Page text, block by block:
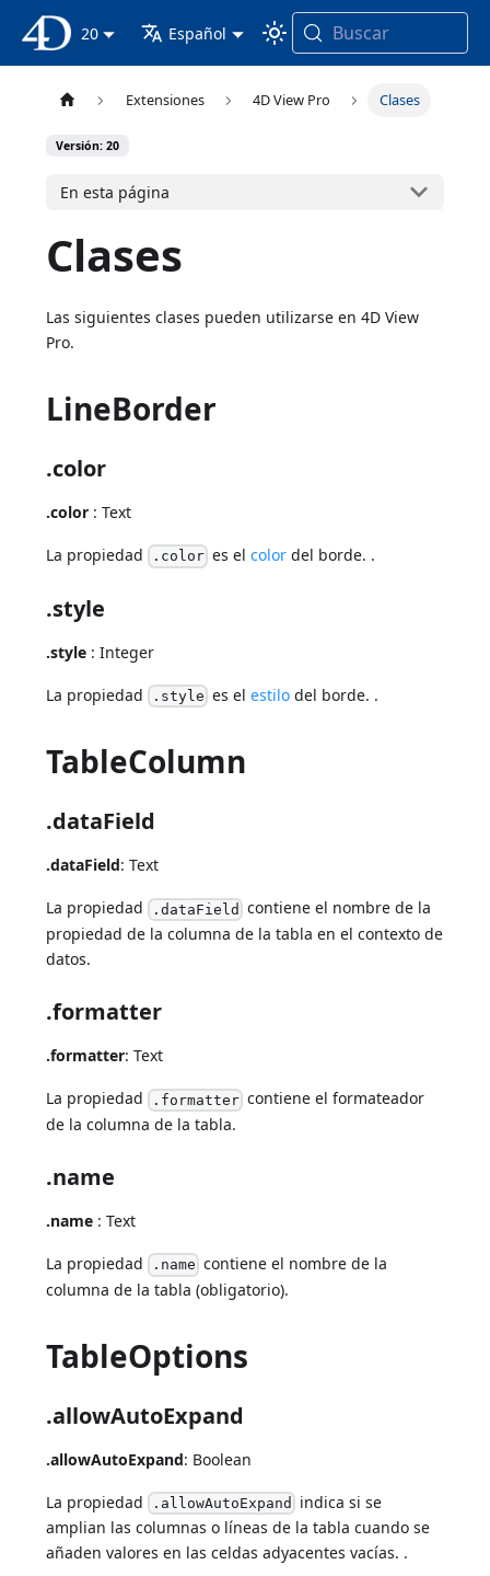
Documentación 4D
20 Español Buscar
Extensiones 4D View Pro Clases
Versión: 20
En esta página
Clases
Las siguientes clases pueden utilizarse en 4D View
Pro.
LineBorder
.color
.color : Text
La propiedad .color es el colordel borde. .
.style
.style : Integer
La propiedad .style es el estilodel borde. .
TableColumn
.dataField
.dataField: Text
La propiedad .dataField contiene el nombre de la
propiedad de la columna de la tabla en el contexto de
datos.
.formatter
.formatter: Text
La propiedad .formatter contiene el formateador
de la columna de la tabla.
.name
.name : Text
La propiedad .name contiene el nombre de la
columna de la tabla (obligatorio).
TableOptions
.allowAutoExpand
.allowAutoExpand: Boolean
La propiedad .allowAutoExpand indica si se
amplian las columnas o líneas de la tabla cuando se
añaden valores en las celdas adyacentes vacías. .